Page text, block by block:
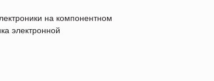
на компонентном
электронной